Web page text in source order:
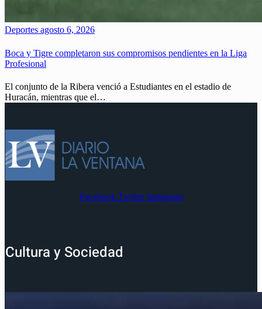
Deportes agosto 6, 2026
Boca y Tigre completaron sus compromisos pendientes en la Liga
Profesional
El conjunto de la Ribera venció a Estudiantes en el estadio de
Huracán, mientras que el…
Facebook Twitter Instagram
Cultura y Sociedad